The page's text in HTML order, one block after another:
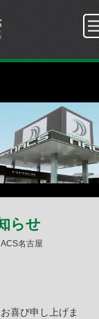
らせ
名古屋
喜び申し上げま